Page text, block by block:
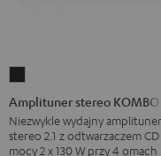
stereo
KOMBO
62
Amplituner stereo KOMBO
Niezwykle wydajny amplituner
stereo 2.1 z odtwarzaczem
mocy 2 x 130 W przy 4 omach